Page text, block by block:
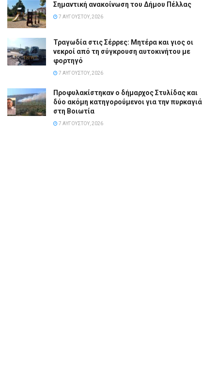
Σημαντική ανακοίνωση του Δήμου Πέλλας
7 ΑΥΓΟΎΣΤΟΥ, 2026
Τραγωδία στις Σέρρες: Μητέρα και γιος οι
νεκροί από τη σύγκρουση αυτοκινήτου με
φορτηγό
7 ΑΥΓΟΎΣΤΟΥ, 2026
Προφυλακίστηκαν ο δήμαρχος Στυλίδας και
δύο ακόμη κατηγορούμενοι για την πυρκαγιά
στη Βοιωτία
7 ΑΥΓΟΎΣΤΟΥ, 2026